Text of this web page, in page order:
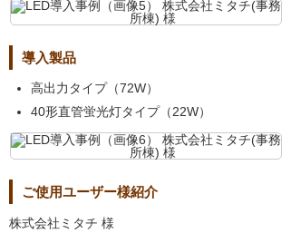
導入製品
高出力タイプ（72W）
40形直管蛍光灯タイプ（22W）
ご使用ユーザー様紹介
株式会社ミタチ 様